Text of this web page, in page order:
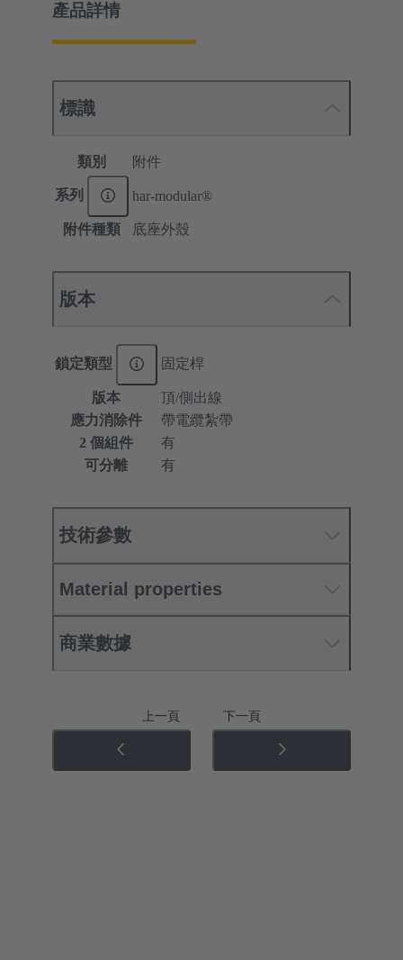
產品詳情
標識
類別 附件
系列 har-modular®
附件種類 底座外殼
版本
鎖定類型 固定桿
版本
頂/側出線
應力消除件
帶電纜紮帶
2 個組件
有
可分離
有
技術參數
Material properties
商業數據
上一頁 下一頁